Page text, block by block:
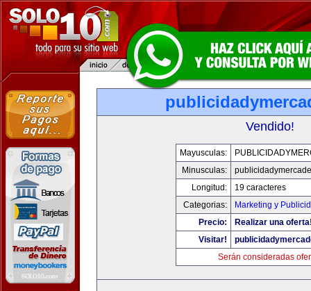
Vendido!
Mayusculas:
Minusculas:
Longitud:
19 caracteres
Categorias:
Marketing y
Precio:
Realizar una
Visitar!
Serán consideradas